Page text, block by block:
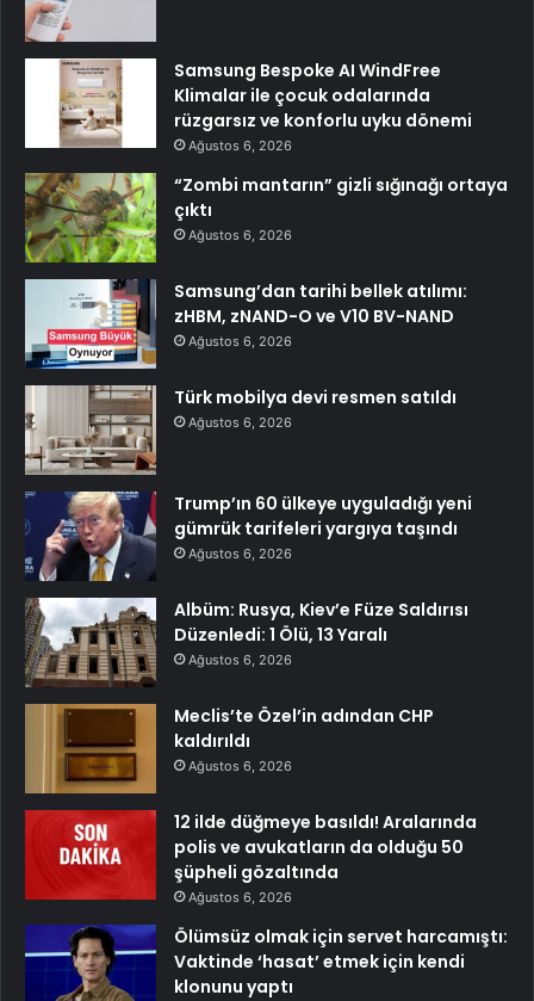
Samsung Bespoke AI WindFree
Klimalar ile çocuk odalarında
rüzgarsız ve konforlu uyku dönemi
Ağustos 6, 2026
“Zombi mantarın” gizli sığınağı ortaya
çıktı
Ağustos 6, 2026
Samsung’dan tarihi bellek atılımı:
zHBM, zNAND-O ve V10 BV-NAND
Ağustos 6, 2026
Türk mobilya devi resmen satıldı
Ağustos 6, 2026
Trump’ın 60 ülkeye uyguladığı yeni
gümrük tarifeleri yargıya taşındı
Ağustos 6, 2026
Albüm: Rusya, Kiev’e Füze Saldırısı
Düzenledi: 1 Ölü, 13 Yaralı
Ağustos 6, 2026
Meclis’te Özel’in adından CHP
kaldırıldı
Ağustos 6, 2026
12 ilde düğmeye basıldı! Aralarında
polis ve avukatların da olduğu 50
şüpheli gözaltında
Ağustos 6, 2026
Ölümsüz olmak için servet harcamıştı:
Vaktinde ‘hasat’ etmek için kendi
klonunu yaptı